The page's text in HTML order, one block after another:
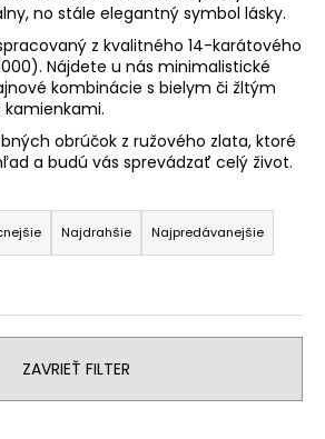
no stále elegantný symbol lásky.
z kvalitného 14-karátového
Nájdete u nás minimalistické
kombinácie s bielym či žltým
obrúčok z ružového zlata, ktoré
a budú vás sprevádzať celý život.
Najdrahšie Najpredávanejšie
ZAVRIEŤ FILTER